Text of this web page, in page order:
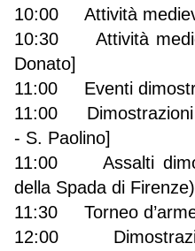
10:00 Attività
10:30 Attività
Donato]
11:00 Eventi
11:00 Dimostrazioni
- S. Paolino]
11:00 Assalti
della Spada di Firenze)
11:30 Torneo
12:00